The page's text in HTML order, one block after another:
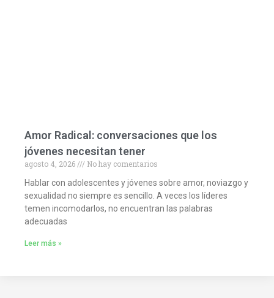
Amor Radical: conversaciones que los
jóvenes necesitan tener
agosto 4, 2026
No hay comentarios
Hablar con adolescentes y jóvenes sobre amor, noviazgo y
sexualidad no siempre es sencillo. A veces los líderes
temen incomodarlos, no encuentran las palabras
adecuadas
Leer más »